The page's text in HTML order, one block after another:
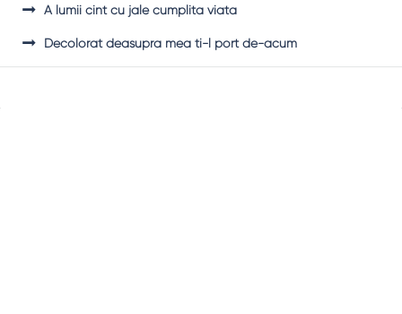
A lumii cint cu jale cumplita viata
Decolorat deasupra mea ti-l port de-acum